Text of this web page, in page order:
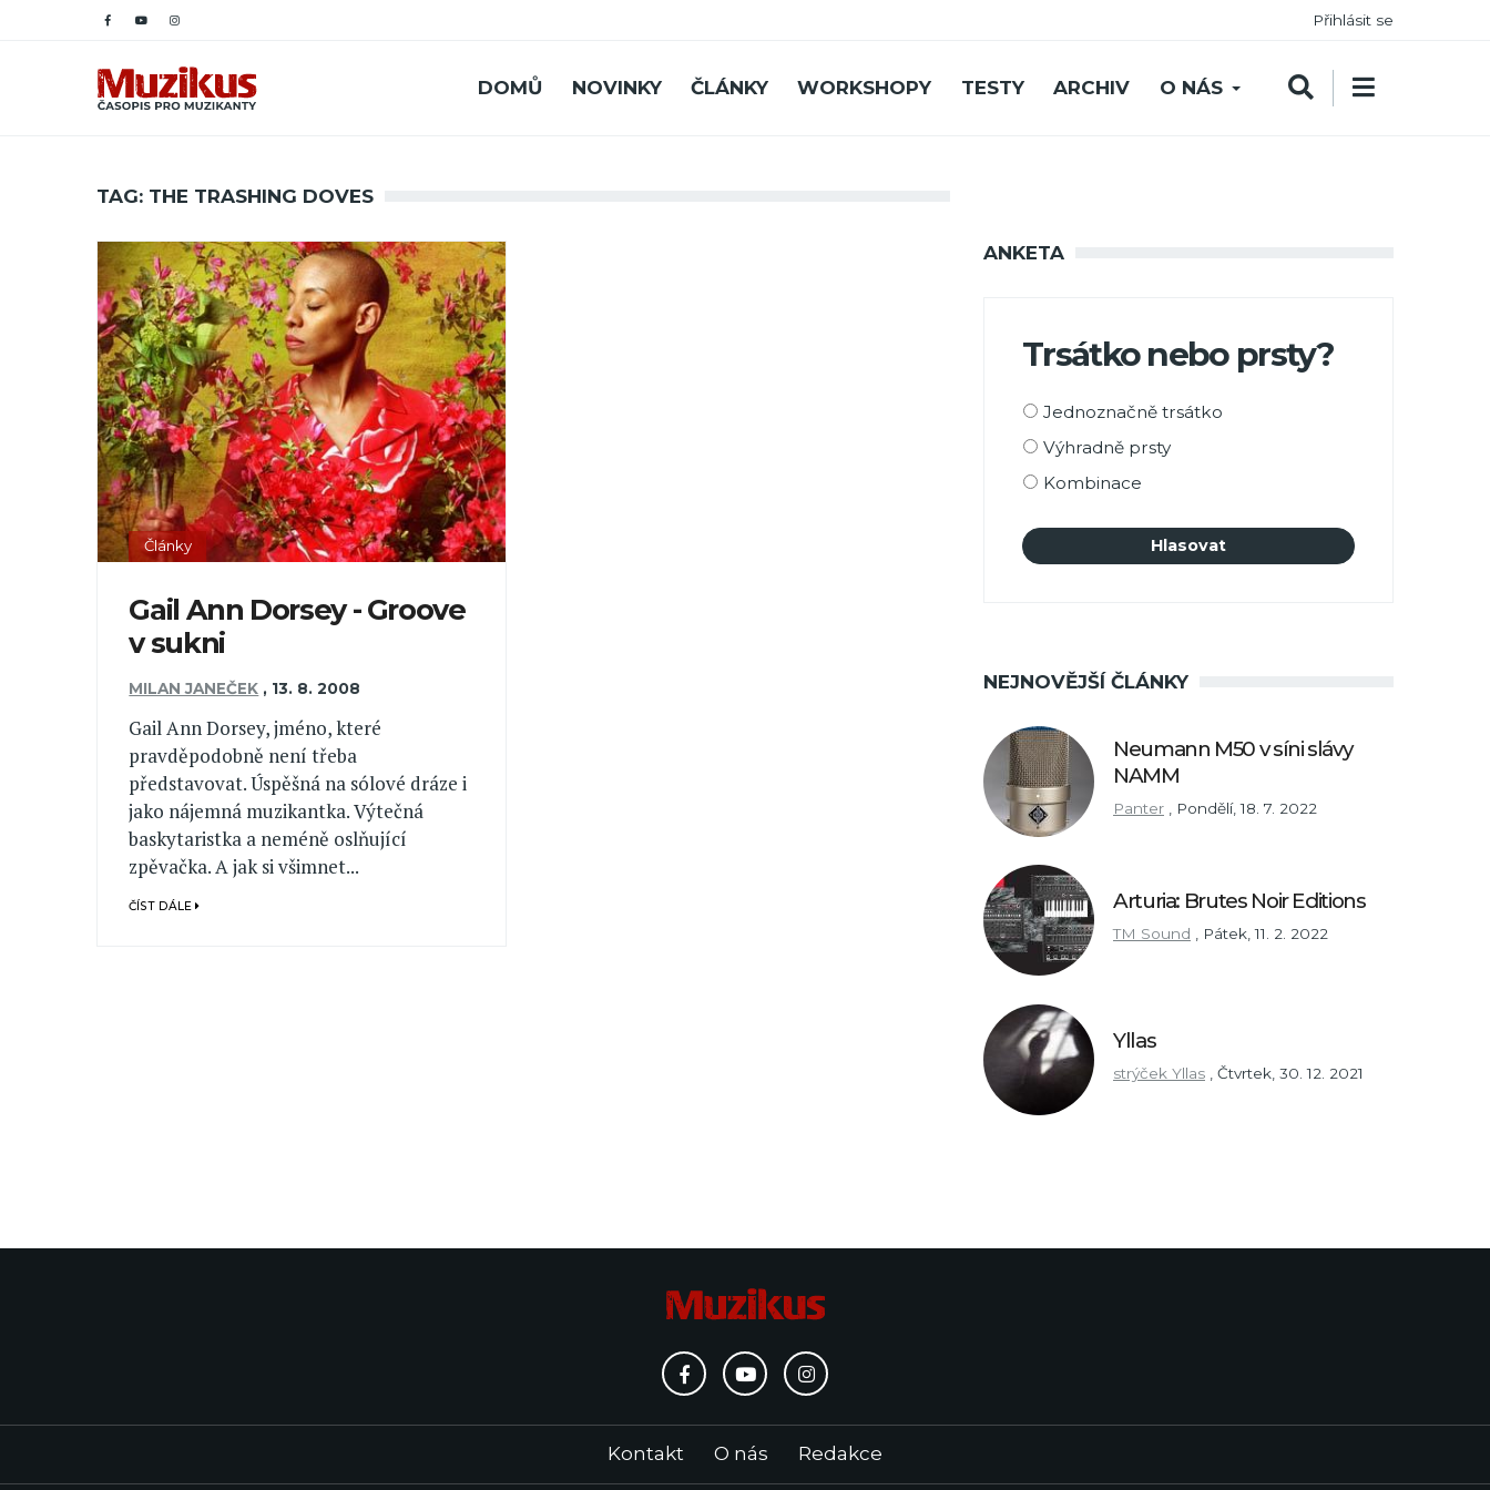
Přihlásit se
DOMŮ NOVINKY ČLÁNKY WORKSHOPY TESTY ARCHIV O NÁS
TAG: THE TRASHING DOVES
Články
Gail Ann Dorsey - Groove
v sukni
MILAN JANEČEK , 13. 8. 2008
Gail Ann Dorsey, jméno, které
pravděpodobně není třeba
představovat. Úspěšná na sólové dráze i
jako nájemná muzikantka. Výtečná
baskytaristka a neméně oslňující
zpěvačka. A jak si všimnet...
ČÍST DÁLE
ANKETA
Trsátko nebo prsty?
Možnosti
Jednoznačně trsátko
Výhradně prsty
Kombinace
NEJNOVĚJŠÍ ČLÁNKY
Neumann M50 v síni slávy
NAMM
Panter Pondělí, 18. 7. 2022
Arturia: Brutes Noir Editions
TM Sound Pátek, 11. 2. 2022
Yllas
strýček Yllas Čtvrtek, 30. 12. 2021
Kontakt O nás Redakce